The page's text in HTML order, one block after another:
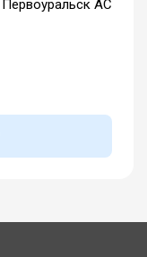
Первоуральск АС